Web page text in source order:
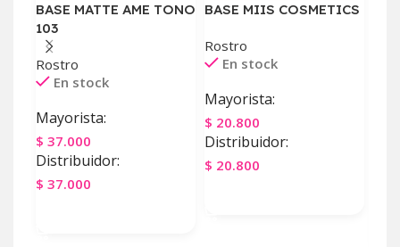
BASE MATTE AME TONO
103
Rostro
En stock
Mayorista:
$ 37.000
Distribuidor:
$ 37.000
BASE MIIS COSMETICS
Rostro
En stock
Mayorista:
$ 20.800
Distribuidor:
$ 20.800